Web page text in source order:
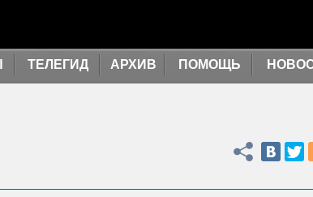
ТЕЛЕГИД АРХИВ ПОМОЩЬ
Поделиться